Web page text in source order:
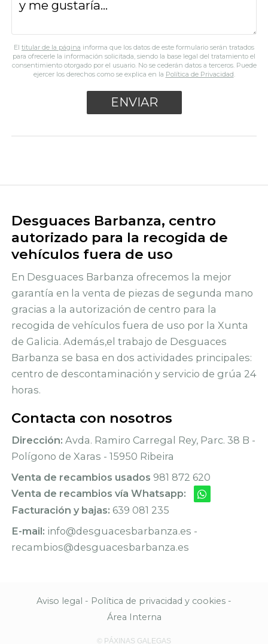
El titular de la página informa que los datos de este formulario serán tratados
para ofrecerle la información solicitada, siendo la base legal del tratamiento el
consentimiento otorgado por el usuario. No se cederán datos a terceros. Puede
ejercer los derechos como se explica en la Política de Privacidad.
Desguaces Barbanza, centro
autorizado para la recogida de
vehículos fuera de uso
En Desguaces Barbanza ofrecemos la mejor
garantía en la venta de piezas de segunda mano
gracias a la autorización de centro para la
recogida de vehículos fuera de uso por la Xunta
de Galicia. Además,el trabajo de Desguaces
Barbanza se basa en dos actividades principales:
centro de descontaminación y servicio de grúa 24
horas.
Contacta con nosotros
Dirección: Avda. Ramiro Carregal Rey, Parc. 38 B -
Polígono de Xaras - 15950 Ribeira
Venta de recambios usados 981 872 620
Venta de recambios vía Whatsapp:
Facturación y bajas: 639 081 235
E-mail: info@desguacesbarbanza.es -
recambios@desguacesbarbanza.es
Aviso legal - Política de privacidad y cookies -
Área Interna
© PÁXINAS GALEGAS